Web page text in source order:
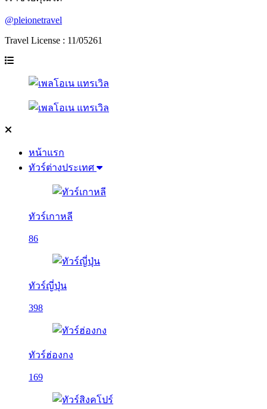
@pleionetravel
Travel License : 11/05261
หน้าแรก
ทัวร์ต่างประเทศ
ทัวร์เกาหลี
86
ทัวร์ญี่ปุ่น
398
ทัวร์ฮ่องกง
169